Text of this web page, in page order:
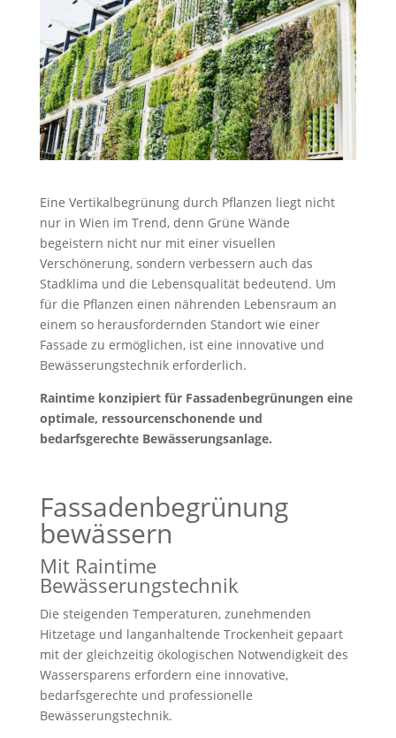
Eine Vertikalbegrünung durch Pflanzen liegt nicht
nur in Wien im Trend, denn Grüne Wände
begeistern nicht nur mit einer visuellen
Verschönerung, sondern verbessern auch das
Stadklima und die Lebensqualität bedeutend. Um
für die Pflanzen einen nährenden Lebensraum an
einem so herausfordernden Standort wie einer
Fassade zu ermöglichen, ist eine innovative und
Bewässerungstechnik erforderlich.
Raintime konzipiert für Fassadenbegrünungen eine
optimale, ressourcenschonende und
bedarfsgerechte Bewässerungsanlage.
Fassadenbegrünung
bewässern
Mit Raintime
Bewässerungstechnik
Die steigenden Temperaturen, zunehmenden
Hitzetage und langanhaltende Trockenheit gepaart
mit der gleichzeitig ökologischen Notwendigkeit des
Wassersparens erfordern eine innovative,
bedarfsgerechte und professionelle
Bewässerungstechnik.